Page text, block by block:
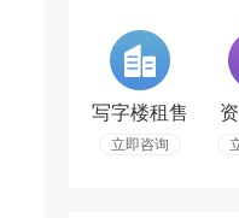
写字楼租售
立即咨询